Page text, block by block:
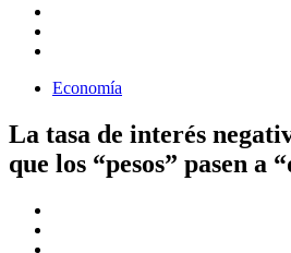
Economía
La tasa de interés
que los “pesos” pasen a